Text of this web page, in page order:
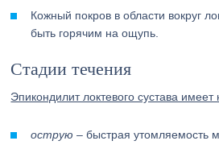
Кожный покров в области вокруг
быть горячим на ощупь.
Стадии течения
Эпикондилит локтевого сустава
острую – быстрая утомляемость